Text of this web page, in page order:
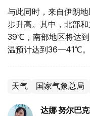
与此同时，来自伊朗
步升高。其中，北部
39℃，南部地区将达
温预计达到36—41℃。
天气 国家气象总局
达娜 努尔巴